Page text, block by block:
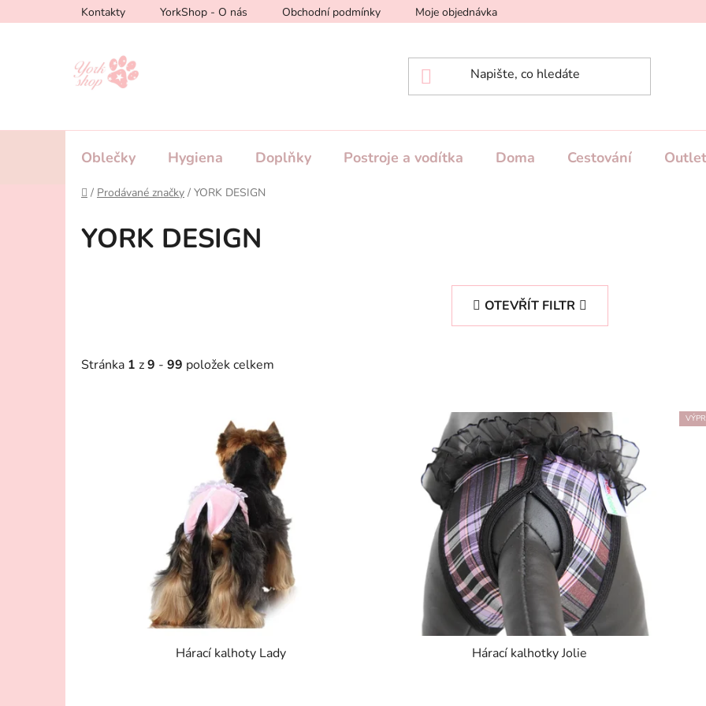
na
Kontakty YorkShop - O nás Obchodní podmínky Moje objednávka
Oblečky Hygiena Doplňky Postroje a vodítka Doma Cestování Outlet
Domů
/ Prodávané značky / YORK DESIGN
YORK DESIGN
OTEVŘÍT FILTR
Stránka 1 z9 - 99 položek celkem
Hárací kalhoty Lady Hárací kalhotky Jolie